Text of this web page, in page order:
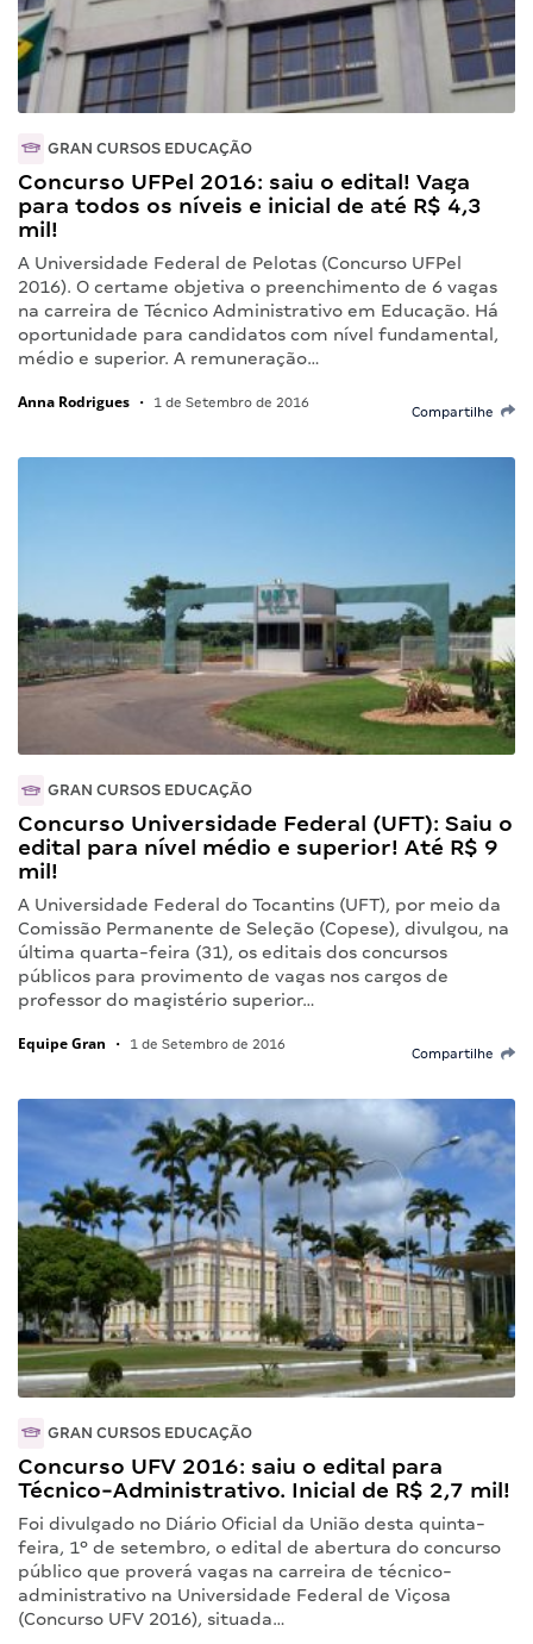
GRAN CURSOS EDUCAÇÃO
Concurso UFPel 2016: saiu o edital! Vaga
para todos os níveis e inicial de até R$ 4,3
mil!
A Universidade Federal de Pelotas (Concurso UFPel
2016). O certame objetiva o preenchimento de 6 vagas
na carreira de Técnico Administrativo em Educação. Há
oportunidade para candidatos com nível fundamental,
médio e superior. A remuneração…
Anna Rodrigues • 1 de Setembro de 2016
Compartilhe
GRAN CURSOS EDUCAÇÃO
Concurso Universidade Federal (UFT): Saiu o
edital para nível médio e superior! Até R$ 9
mil!
A Universidade Federal do Tocantins (UFT), por meio da
Comissão Permanente de Seleção (Copese), divulgou, na
última quarta-feira (31), os editais dos concursos
públicos para provimento de vagas nos cargos de
professor do magistério superior…
Equipe Gran • 1 de Setembro de 2016
Compartilhe
GRAN CURSOS EDUCAÇÃO
Concurso UFV 2016: saiu o edital para
Técnico-Administrativo. Inicial de R$ 2,7 mil!
Foi divulgado no Diário Oficial da União desta quinta-
feira, 1º de setembro, o edital de abertura do concurso
público que proverá vagas na carreira de técnico-
administrativo na Universidade Federal de Viçosa
(Concurso UFV 2016), situada…